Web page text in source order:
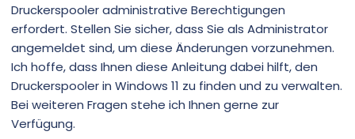
Druckerspooler administrative Berechtigungen
erfordert. Stellen Sie sicher, dass Sie als Administrator
angemeldet sind, um diese Änderungen vorzunehmen.
Ich hoffe, dass Ihnen diese Anleitung dabei hilft, den
Druckerspooler in Windows 11 zu finden und zu verwalten.
Bei weiteren Fragen stehe ich Ihnen gerne zur
Verfügung.